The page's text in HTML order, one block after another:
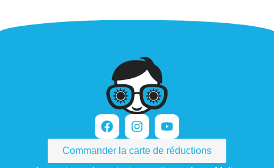
Commander la carte de réductions